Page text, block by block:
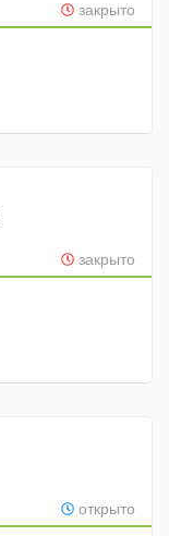
закрыто
закрыто
открыто